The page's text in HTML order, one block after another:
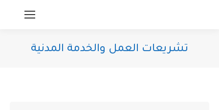
تشريعات العمل والخدمة المدنية